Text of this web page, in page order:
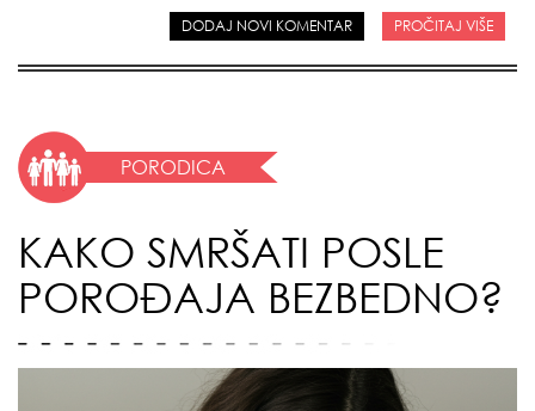
DODAJ NOVI KOMENTAR PROČITAJ VIŠE
PORODICA
KAKO SMRŠATI POSLE
POROĐAJA BEZBEDNO?